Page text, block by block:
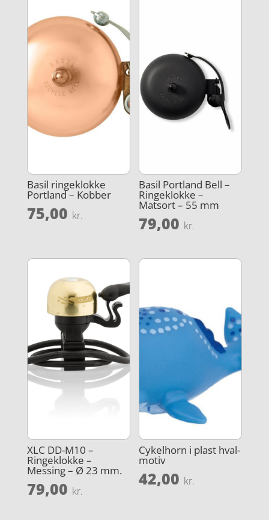
Basil ringeklokke
Portland – Kobber
75,00 kr.
Basil Portland Bell –
Ringeklokke –
Matsort – 55 mm
79,00 kr.
XLC DD-M10 –
Ringeklokke –
Messing – Ø 23 mm.
79,00 kr.
Cykelhorn i plast hval-
motiv
42,00 kr.